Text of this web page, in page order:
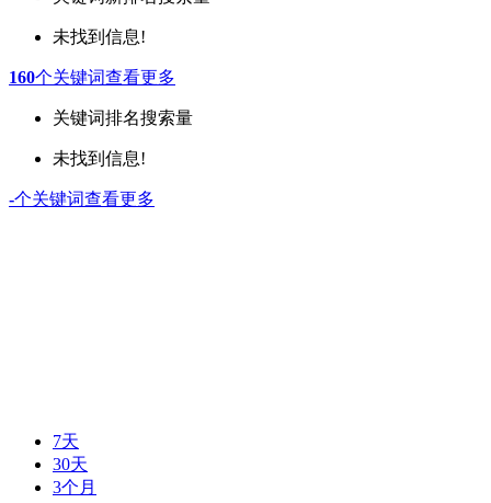
未找到信息!
160个关键词查看更多
关键词排名搜索量
未找到信息!
-个关键词查看更多
7天
30天
3个月